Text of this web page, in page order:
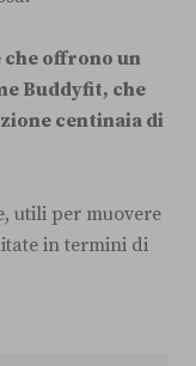
che offrono un
Buddyfit, che
centinaia di
utili per muovere
in termini di